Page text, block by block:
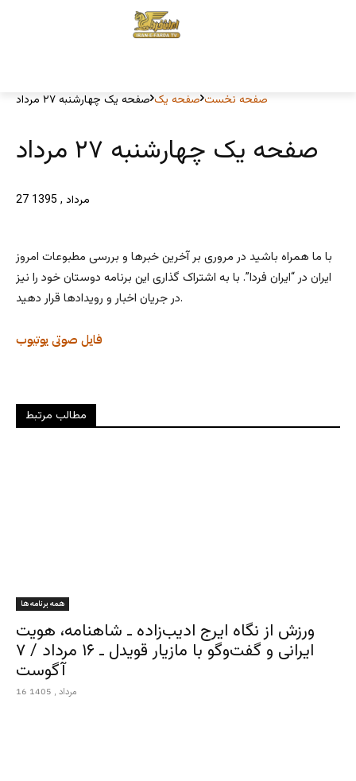
صفحه نخست صفحه یک صفحه یک چهارشنبه ۲۷ مرداد
صفحه یک چهارشنبه ۲۷ مرداد
27 مرداد , 1395
با ما همراه باشید در مروری بر آخرین خبرها و بررسی مطبوعات امروز
ایران در “ایران فردا”. با به اشتراک گذاری این برنامه دوستان خود را نیز
در جریان اخبار و رویدادها قرار دهید.
یوتیوب فایل صوتی
مطالب مرتبط
همه برنامه ها
ورزش از نگاه ایرج ادیب‌زاده ـ شاهنامه، هویت
ایرانی و گفت‌وگو با مازیار قویدل ـ ۱۶ مرداد / ۷
آگوست
16 مرداد , 1405